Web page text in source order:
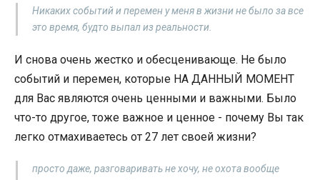
Никаких событий и перемен у меня в жизни не было за все
это время, будто выпал из реальности.
И снова очень жестко и обесценивающе. Не было
событий и перемен, которые НА ДАННЫЙ МОМЕНТ
для Вас являются очень ценными и важными. Было
что-то другое, тоже важное и ценное - почему Вы так
легко отмахиваетесь от 27 лет своей жизни?
просто даже, разговаривать не хочу, не охота вообще